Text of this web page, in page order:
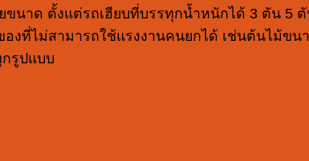
ขนาด ตั้งแต่รถเฮียบที่บรรทุกน้ำหนักได้ 3 ตัน 5
งที่ไม่สามารถใช้แรงงานคนยกได้ เช่นต้นไม้ข
รูปแบบ